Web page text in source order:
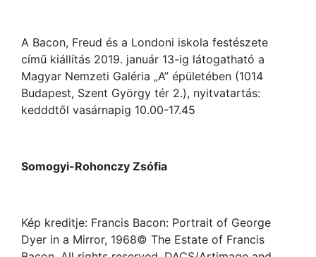
A Bacon, Freud és a Londoni iskola festészete
című kiállítás 2019. január 13-ig látogatható a
Magyar Nemzeti Galéria „A” épületében (1014
Budapest, Szent György tér 2.), nyitvatartás:
kedddtől vasárnapig 10.00-17.45
Somogyi-Rohonczy Zsófia
Kép kreditje: Francis Bacon: Portrait of George
Dyer in a Mirror, 1968© The Estate of Francis